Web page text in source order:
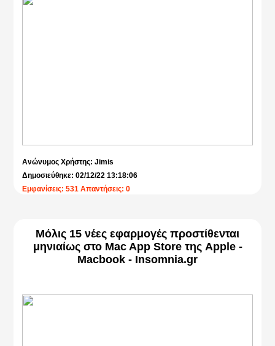
Ανώνυμος Χρήστης: Jimis
Δημοσιεύθηκε: 02/12/22 13:18:06
Εμφανίσεις: 531 Απαντήσεις: 0
Μόλις 15 νέες εφαρμογές προστίθενται
μηνιαίως στο Mac App Store της Apple -
Macbook - Insomnia.gr